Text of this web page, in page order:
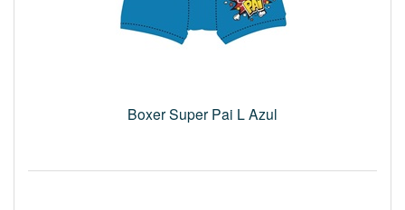
Boxer Super Pai L Azul